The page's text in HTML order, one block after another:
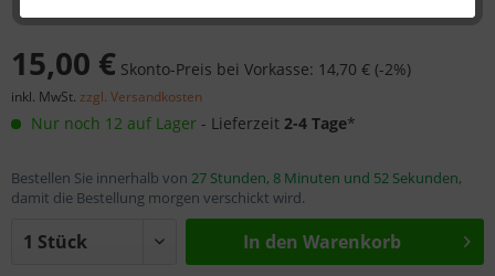
15,00 € Skonto-Preis bei Vorkasse: 14,70 € (-2%)
inkl. MwSt. zzgl. Versandkosten
Nur noch 12 auf Lager - Lieferzeit 2-4 Tage*
Bestellen Sie innerhalb von 27 Stunden, 8 Minuten und 52 Sekunden,
damit die Bestellung morgen verschickt wird.
In den Warenkorb